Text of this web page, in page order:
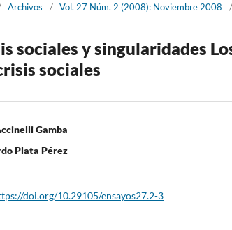
Archivos / Vol. 27 Núm. 2 (2008): Noviembre 2008 /
sociales y singularidades
sociales
Gamba
Plata Pérez
doi.org/10.29105/ensayos27.2-3